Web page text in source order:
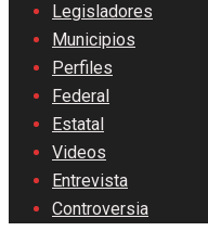
Legisladores
Municipios
Perfiles
Federal
Estatal
Videos
Entrevista
Controversia